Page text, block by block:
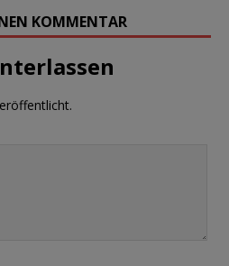
KOMMENTAR